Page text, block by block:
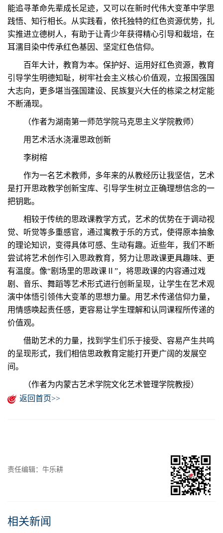
能追寻革命先辈成长足迹，又可以在新时代伟大变革中学思
践悟、知行相长。从实践看，依托独特的红色资源优势，扎
实推进立德树人，有助于让青少年获得精心引导和栽培，在
耳濡目染中传承红色基因、坚定红色信仰。
百年大计，教育为本。保护好、运用好红色资源，教育
引导学生明德知耻，树牢社会主义核心价值观，立报国强国
大志向，更多堪当强国建设、民族复兴大任的栋梁之材定能
不断涌现。
（作者为湖南第一师范学院马克思主义学院教师）
用艺术活水浇灌思政创新
李树榕
作为一名艺术教师，多年来的从教经历让我坚信，艺术
是打开思政教学创新宝库、引导学生树立正确理想信念的一
把钥匙。
相较于传统的思政课教学方式，艺术的优势在于调动视
觉、听觉等多重感官，通过寓教于乐的方式，使得原本抽象
的理论知识，变得具体可感、生动有趣。近些年，我们不断
尝试将艺术创作引入思政教育，努力让思政课更具趣味、更
有温度。像“剧场里的思政课Ⅱ”，将思政课的内容通过戏
剧、音乐、舞蹈等艺术形式进行创新呈现，让学生在艺术观
演中体悟引领伟大变革的思想力量。用艺术传递信仰力量，
用情感唤起责任感，更容易让学生理解和认同课程所传递的
价值观。
借助艺术的力量，找到学生们乐于接受、容易产生共鸣
的呈现形式，我们相信思政教育定能打开更广阔的发展空
间。
（作者为内蒙古艺术学院文化艺术管理学院教授）
返回首页>>
责任编辑：牛乐耕
相关新闻